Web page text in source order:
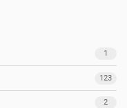
1
123
2